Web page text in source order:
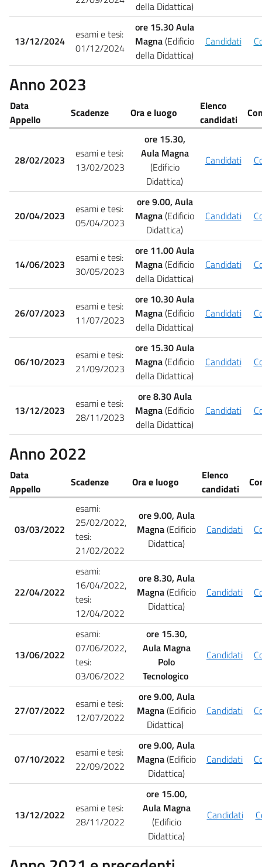
della Didattica)
13/12/2024
esami e tesi:
01/12/2024
ore 15.30 Aula
Magna(Edificio
della Didattica)
Candidati
Anno 2023
Data
Appello
Scadenze Ora e luogo
Elenco
candidati
28/02/2023
esami e tesi:
13/02/2023
ore 15.30,
Aula Magna
(Edificio
Didattica)
Candidati
20/04/2023
esami e tesi:
05/04/2023
ore 9.00, Aula
Magna(Edificio
Didattica)
Candidati
14/06/2023
esami e tesi:
30/05/2023
ore 11.00 Aula
Magna(Edificio
della Didattica)
Candidati
26/07/2023
esami e tesi:
11/07/2023
ore 10.30 Aula
Magna(Edificio
della Didattica)
Candidati
06/10/2023
esami e tesi:
21/09/2023
ore 15.30 Aula
Magna(Edificio
della Didattica)
Candidati
13/12/2023
esami e tesi:
28/11/2023
ore 8.30 Aula
Magna(Edificio
della Didattica)
Candidati
Anno 2022
Data
Appello
Scadenze Ora e luogo
Elenco
candidati
03/03/2022
esami:
25/02/2022,
tesi:
21/02/2022
ore 9.00, Aula
Magna(Edificio
Didattica)
Candidati
22/04/2022
esami:
16/04/2022,
tesi:
12/04/2022
ore 8.30, Aula
Magna(Edificio
Didattica)
Candidati
13/06/2022
esami:
07/06/2022,
tesi:
03/06/2022
ore 15.30,
Aula Magna
Polo
Tecnologico
Candidati
27/07/2022
esami e tesi:
12/07/2022
ore 9.00, Aula
Magna(Edificio
Didattica)
Candidati
07/10/2022
esami e tesi:
22/09/2022
ore 9.00, Aula
Magna(Edificio
Didattica)
Candidati
13/12/2022
esami e tesi:
28/11/2022
ore 15.00,
Aula Magna
(Edificio
Didattica)
Candidati